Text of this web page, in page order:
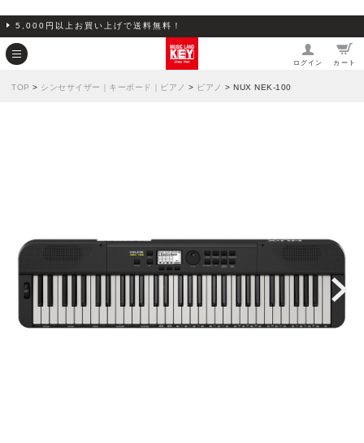
5,000円以上お買い上げで送料無料！
ログイン カート
TOP > シンセサイザー｜キーボード｜ピアノ > ピアノ > NUX NEK-100